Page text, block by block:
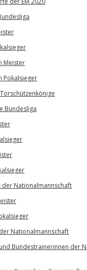
Meister
Pokalsieger
Bundesliga
Nationalmannschaft
Nationalmannschaft
Bundestrainerinnen der